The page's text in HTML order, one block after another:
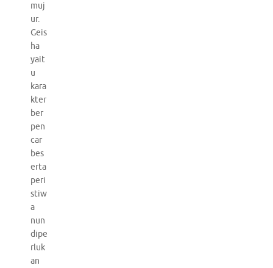
muj
ur.
Geis
ha
yait
u
kara
kter
ber
pen
car
bes
erta
peri
stiw
a
nun
dipe
rluk
an